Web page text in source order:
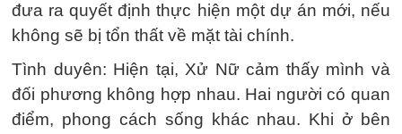
đưa ra quyết định thực hiện một dự án mới, nếu
không sẽ bị tổn thất về mặt tài chính.
Tình duyên: Hiện tại, Xử Nữ cảm thấy mình và
đối phương không hợp nhau. Hai người có quan
điểm, phong cách sống khác nhau. Khi ở bên